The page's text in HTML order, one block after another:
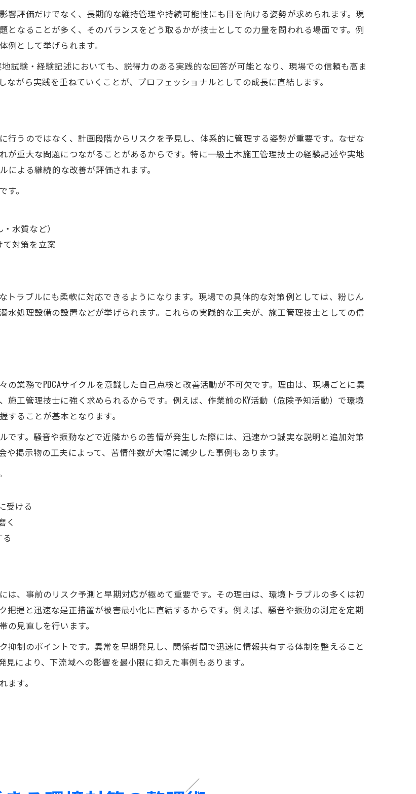
のための現場対応と法令遵守のポイント
工事で求められる現場環境対応と法令遵守術
施工管理現場で必要な環境法令の要点整理
土木施工管理技士試験で役立つ環境対策例
経験を試験合格に活かす土木環境管理術
響評価だけでなく、長期的な維持管理や持続可能性にも目を向ける姿勢が求められます。現
なることが多く、そのバランスをどう取るかが技士としての力量を問われる場面です。例
として挙げられます。
試験・経験記述においても、説得力のある実践的な回答が可能となり、現場での信頼も高ま
がら実践を重ねていくことが、プロフェッショナルとしての成長に直結します。
行うのではなく、計画段階からリスクを予見し、体系的に管理する姿勢が重要です。なぜな
が重大な問題につながることがあるからです。特に一級土木施工管理技士の経験記述や実地
による継続的な改善が評価されます。
。
水質など）
て対策を立案
トラブルにも柔軟に対応できるようになります。現場での具体的な対策例としては、粉じん
処理設備の設置などが挙げられます。これらの実践的な工夫が、施工管理技士としての信
業務でPDCAサイクルを意識した自己点検と改善活動が不可欠です。理由は、現場ごとに異
工管理技士に強く求められるからです。例えば、作業前のKY活動（危険予知活動）で環境
ることが基本となります。
です。騒音や振動などで近隣からの苦情が発生した際には、迅速かつ誠実な説明と追加対策
掲示物の工夫によって、苦情件数が大幅に減少した事例もあります。
受ける
く
は、事前のリスク予測と早期対応が極めて重要です。その理由は、環境トラブルの多くは初
握と迅速な是正措置が被害最小化に直結するからです。例えば、騒音や振動の測定を定期
見直しを行います。
抑制のポイントです。異常を早期発見し、関係者間で迅速に情報共有する体制を整えること
により、下流域への影響を最小限に抑えた事例もあります。
す。